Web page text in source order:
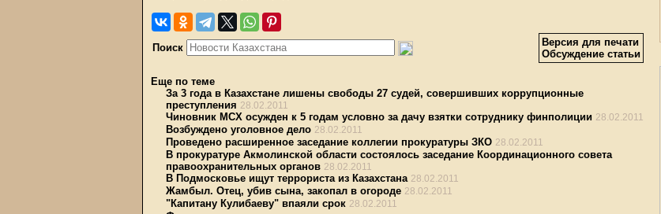
Поиск
Версия для печати
Обсуждение статьи
Еще по теме
За 3 года в Казахстане лишены свободы 27 судей, совершивших коррупционные
преступления 28.02.2011
Чиновник МСХ осужден к 5 годам условно за дачу взятки сотруднику финполиции 28.02.2011
Возбуждено уголовное дело 28.02.2011
Проведено расширенное заседание коллегии прокуратуры ЗКО 28.02.2011
В прокуратуре Акмолинской области состоялось заседание Координационного совета
правоохранительных органов 28.02.2011
В Подмосковье ищут террориста из Казахстана 28.02.2011
Жамбыл. Отец, убив сына, закопал в огороде 28.02.2011
"Капитану Кулибаеву" впаяли срок 28.02.2011